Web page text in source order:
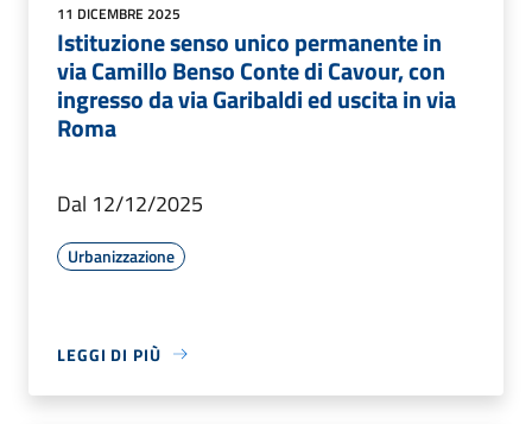
11 DICEMBRE 2025
Istituzione senso unico permanente in
via Camillo Benso Conte di Cavour, con
ingresso da via Garibaldi ed uscita in via
Roma
Dal 12/12/2025
Urbanizzazione
LEGGI DI PIÙ